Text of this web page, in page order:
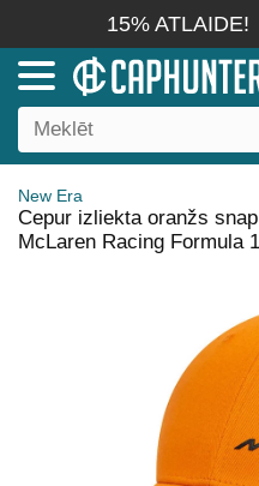
15% ATLAIDE!
New Era
Cepur izliekta oranžs
McLaren Racing Formula